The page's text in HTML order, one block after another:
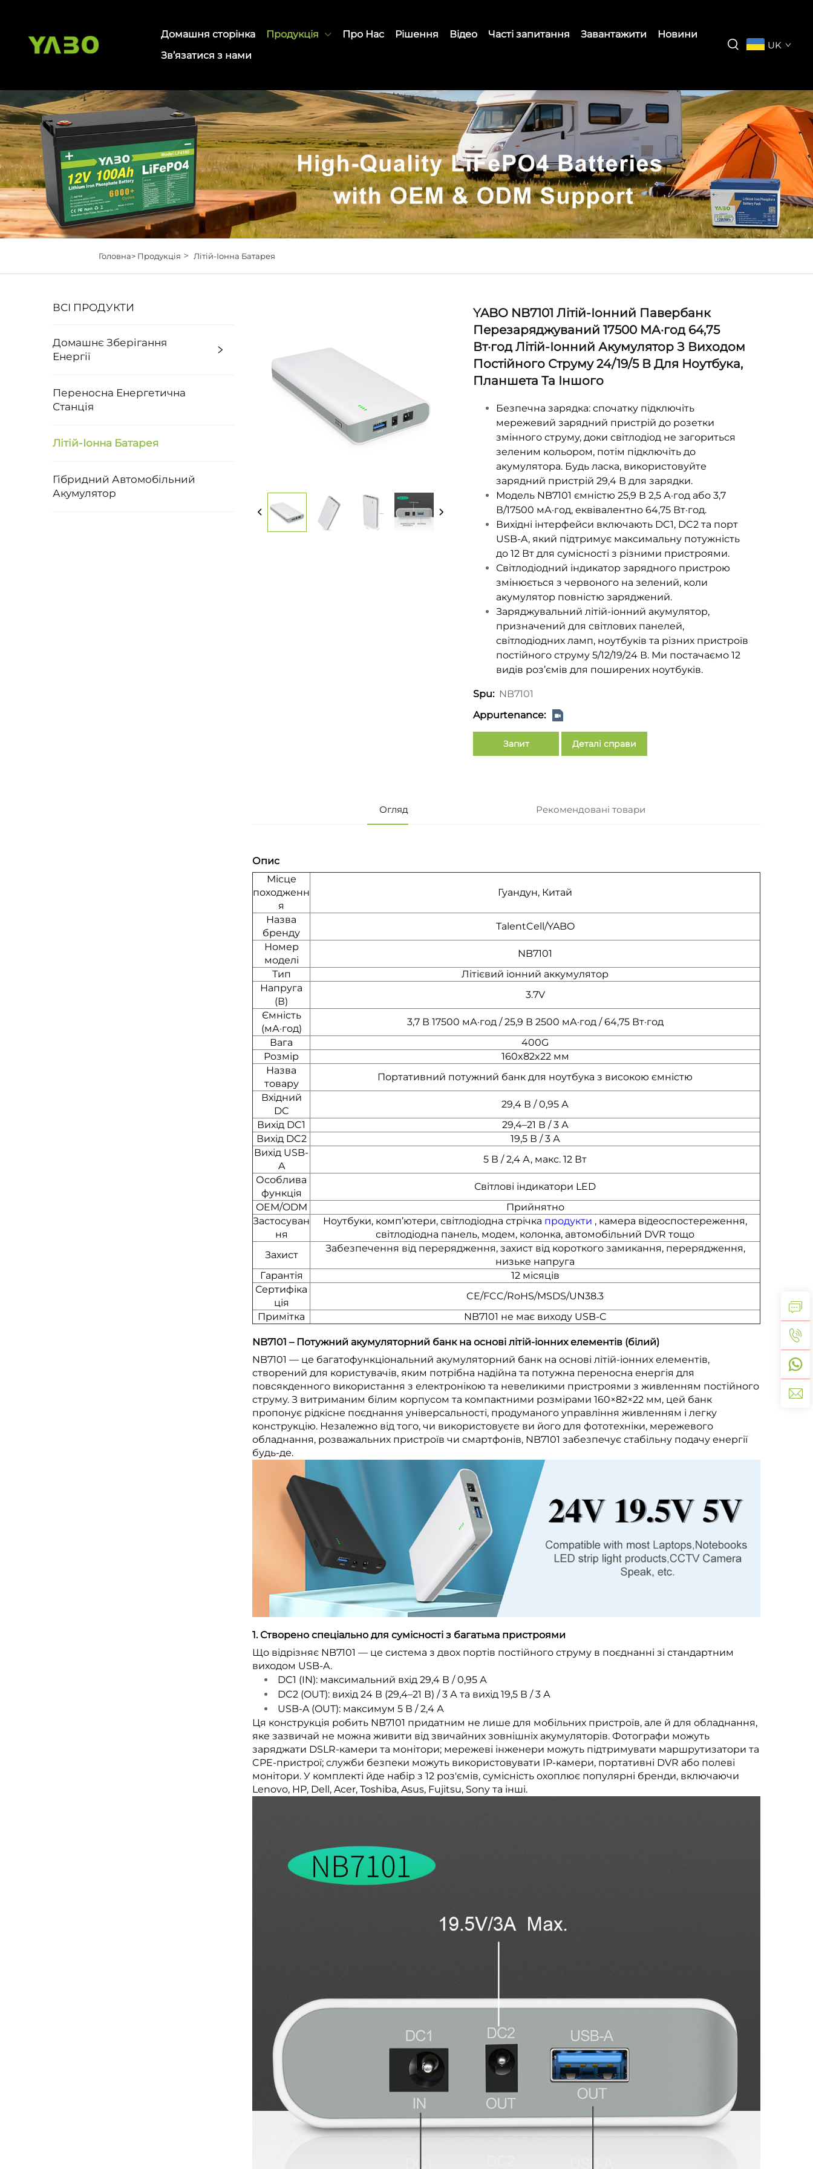
Домашня сторінка Продукція Про Нас Рішення Відео Часті запитання Завантажити
Новини
Зв’язатися з нами
UK
Головна> Продукція > Літій-Іонна Батарея
ВСІ ПРОДУКТИ
Домашнє Зберігання
Енергії
Переносна Енергетична
Станція
Літій-Іонна Батарея
Гібридний Автомобільний
Акумулятор
YABO NB7101 Літій-Іонний Павербанк
Перезаряджуваний 17500 МА·год 64,75
Вт·год Літій-Іонний Акумулятор З Виходом
Постійного Струму 24/19/5 В Для Ноутбука,
Планшета Та Іншого
Безпечна зарядка: спочатку підключіть
мережевий зарядний пристрій до розетки
змінного струму, доки світлодіод не загориться
зеленим кольором, потім підключіть до
акумулятора. Будь ласка, використовуйте
зарядний пристрій 29,4 В для зарядки.
Модель NB7101 ємністю 25,9 В 2,5 А·год або 3,7
В/17500 мА·год, еквівалентно 64,75 Вт·год.
Вихідні інтерфейси включають DC1, DC2 та порт
USB-A, який підтримує максимальну потужність
до 12 Вт для сумісності з різними пристроями.
Світлодіодний індикатор зарядного пристрою
змінюється з червоного на зелений, коли
акумулятор повністю заряджений.
Заряджувальний літій-іонний акумулятор,
призначений для світлових панелей,
світлодіодних ламп, ноутбуків та різних пристроїв
постійного струму 5/12/19/24 В. Ми постачаємо 12
видів роз’ємів для поширених ноутбуків.
Spu: NB7101
Appurtenance:
Запит Деталі справи
Огляд Рекомендовані товари
Опис
Місце
походженн
я
Гуандун, Китай
Назва
бренду
TalentCell/YABO
Номер
моделі
NB7101
Тип
Літієвий іонний аккумулятор
Напруга
(В)
3.7V
Ємність
(мА·год)
3,7 В 17500 мА·год / 25,9 В 2500 мА·год / 64,75 Вт·год
Вага
400G
Розмір
160x82x22 мм
Назва
товару
Портативний потужний банк для ноутбука з високою ємністю
Вхідний
DC
29,4 В / 0,95 А
Вихід DC1
29,4–21 В / 3 А
Вихід DC2
19,5 В / 3 А
Вихід USB-
A
5 В / 2,4 А, макс. 12 Вт
Особлива
функція
Світлові індикатори LED
OEM/ODM
Прийнятно
Застосуван
ня
Ноутбуки, комп’ютери, світлодіодна стрічка продукти , камера відеоспостереження,
світлодіодна панель, модем, колонка, автомобільний DVR тощо
Захист
Забезпечення від перерядження, захист від короткого замикання, перерядження,
низьке напруга
Гарантія
12 місяців
Сертифіка
ція
CE/FCC/RoHS/MSDS/UN38.3
Примітка
NB7101 не має виходу USB-C
NB7101 – Потужний акумуляторний банк на основі літій-іонних елементів (білий)
NB7101 — це багатофункціональний акумуляторний банк на основі літій-іонних елементів,
створений для користувачів, яким потрібна надійна та потужна переносна енергія для
повсякденного використання з електронікою та невеликими пристроями з живленням постійного
струму. З витриманим білим корпусом та компактними розмірами 160×82×22 мм, цей банк
пропонує рідкісне поєднання універсальності, продуманого управління живленням і легку
конструкцію. Незалежно від того, чи використовуєте ви його для фототехніки, мережевого
обладнання, розважальних пристроїв чи смартфонів, NB7101 забезпечує стабільну подачу енергії
будь-де.
1. Створено спеціально для сумісності з багатьма пристроями
Що відрізняє NB7101 — це система з двох портів постійного струму в поєднанні зі стандартним
виходом USB-A.
DC1 (IN): максимальний вхід 29,4 В / 0,95 А
DC2 (OUT): вихід 24 В (29,4–21 В) / 3 А та вихід 19,5 В / 3 А
USB-A (OUT): максимум 5 В / 2,4 А
Ця конструкція робить NB7101 придатним не лише для мобільних пристроїв, але й для обладнання,
яке зазвичай не можна живити від звичайних зовнішніх акумуляторів. Фотографи можуть
заряджати DSLR-камери та монітори; мережеві інженери можуть підтримувати маршрутизатори та
CPE-пристрої; служби безпеки можуть використовувати IP-камери, портативні DVR або полеві
монітори. У комплекті йде набір з 12 роз'ємів, сумісність охоплює популярні бренди, включаючи
Lenovo, HP, Dell, Acer, Toshiba, Asus, Fujitsu, Sony та інші.